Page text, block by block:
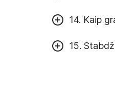
14. Kaip
15.